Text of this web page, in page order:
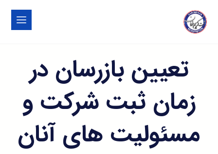
تعیین بازرسان در
زمان ثبت شرکت و
مسئولیت های آنان